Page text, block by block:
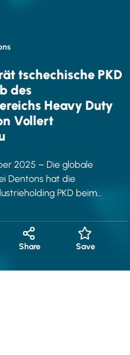
tschechische PKD
des
Heavy Duty
Vollert
2025 – Die globale
Dentons hat die
PKD beim
Share Save